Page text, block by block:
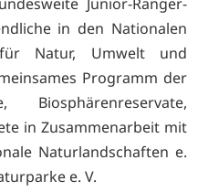
in den Nationalen
für Natur, Umwelt und
Programm der
Biosphärenreservate,
in Zusammenarbeit mit
Naturlandschaften e.
e. V.